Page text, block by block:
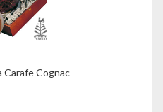
Carafe Cognac